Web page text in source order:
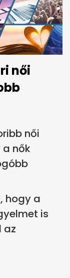
női
női
nők
hogy a
is
az